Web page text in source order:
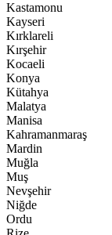
Kastamonu
Kayseri
Kırklareli
Kırşehir
Kocaeli
Konya
Kütahya
Malatya
Manisa
Kahramanmaraş
Mardin
Muğla
Muş
Nevşehir
Niğde
Ordu